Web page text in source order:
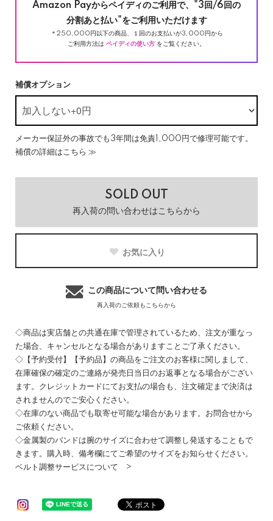
Amazon Payからペイディのご利用で、"3回/6回の
分割あと払い"をご利用いただけます
＊250,000円以下の商品、１回のお支払いが3,000円から
ご利用方法は ペイディの使い方 をご覧ください。
補償オプション
メーカー保証外の事故でも3年間は免責1,000円で修理可能です。
補償の詳細はこちら ≫
SOLD OUT
再入荷の問い合わせはこちらから
お気に入り
この商品について問い合わせる
再入荷のご依頼もこちらから
◇商品は実店舗との共通在庫で管理されているため、注文が重なっ
た場合、キャンセルとなる場合がありますことご了承ください。
◇【予約受付】【予約品】の商品をご注文のお客様に関しまして、
在庫確保の確定のご連絡が発売日当日のお返事となる場合がござい
ます。クレジットカードにてお支払の場合も、注文確定まで決済は
されませんのでご安心ください。
◇在庫のない商品でも取寄せ可能な場合があります。お問合せから
ご依頼ください。
◇金属製のバンドは腕のサイズに合わせて調整し発送することもで
きます。購入時、備考欄にてご希望のサイズをお知らせください。
ベルト調整サービスについて >